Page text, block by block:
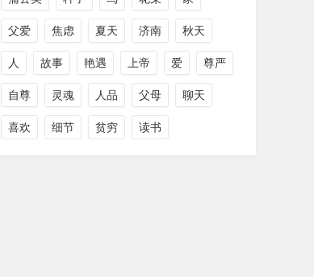
父爱 焦虑 夏天 济南 秋天
人 故事 艳遇 上帝 爱 尊严
自尊 灵魂 人品 父母 聊天
喜欢 细节 贫穷 读书